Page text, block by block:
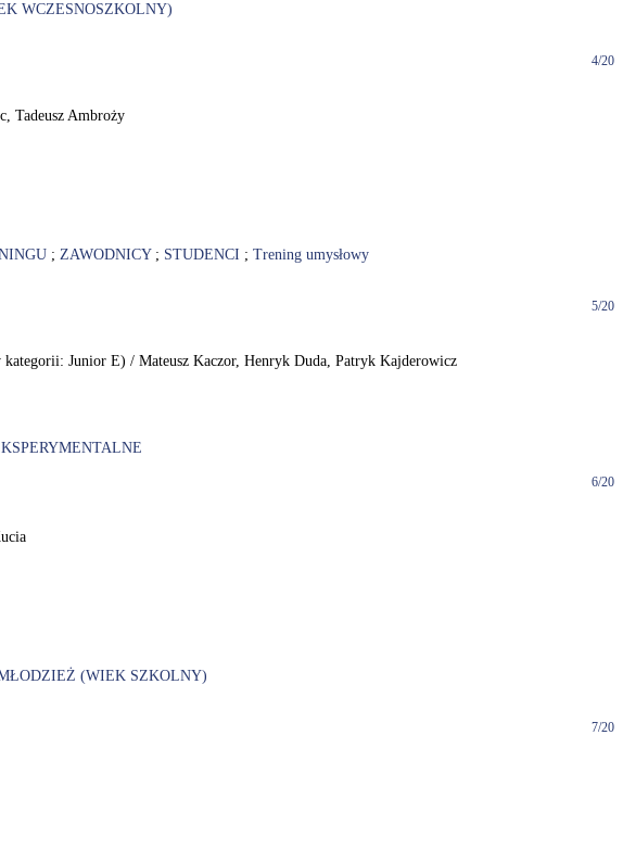
WCZESNOSZKOLNY)
4/20
Tadeusz Ambroży
; ZAWODNICY; STUDENCI ; Trening umysłowy
5/20
Junior E) / Mateusz Kaczor, Henryk Duda, Patryk Kajderowicz
6/20
(WIEK SZKOLNY)
7/20